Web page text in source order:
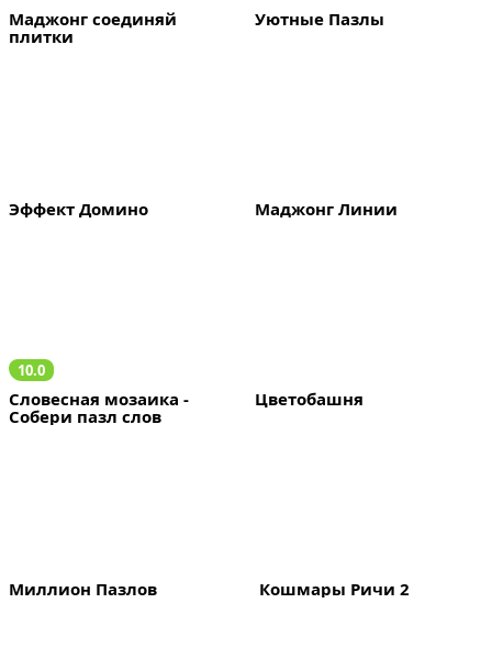
Маджонг соединяй
плитки
Уютные Пазлы
Эффект Домино Маджонг Линии
10.0
Словесная мозаика -
Собери пазл слов
Цветобашня
Миллион Пазлов Кошмары Ричи 2